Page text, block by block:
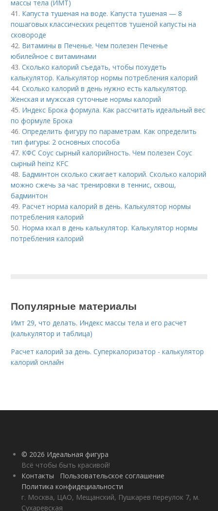
массы тела (ИМТ)
41. Капуста тушеная на воде. Капуста тушеная — 8
пошаговых классических рецептов тушеной капусты на
сковороде
42. Витамины в Печенье. Чем полезен Печенье
юбилейное с витаминами
43.Сколько калорий съедать, чтобы похудеть
калькулятор. Калькулятор нормы потребления калорий
44.Сколько калорий в день нужно есть калькулятор.
Женская и мужская суточные нормы калорий
45. Индекс Брока формула. Как рассчитать идеальный вес
по формуле Брока
46.Определить фигуру по параметрам. Как определить
тип фигуры: 2 основных способа
47. КФС Соус сырный калорийность. Чем полезен Соус
сырный heinz KFC
48. Бадминтон сколько сжигает калорий. Сколько калорий
можно сжечь за час тренировки в теннис, сквош,
бадминтон
49. Расчет норма калорий в день. Калькулятор нормы
потребления калорий
50. Норма ккал в день калькулятор. Калькулятор нормы
потребления калорий
Популярные материалы
Имт 29, что делать. Индекс массы тела и его расчет
(калькулятор и таблица)
Расчет калорий за день. Суперкалоризатор - калькулятор
калорий онлайн
© 2026 Идеальная фигура
Всё чтобы быть красивой!
Контакты
Пользовательское соглашение
Политика конфидециальности
г. Москва, ЦАО, Мещанский, Пушкарев переулок 7, м.
Сухаревская